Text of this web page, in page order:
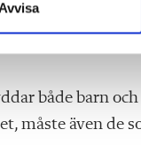
Avvisa
både barn
måste även de